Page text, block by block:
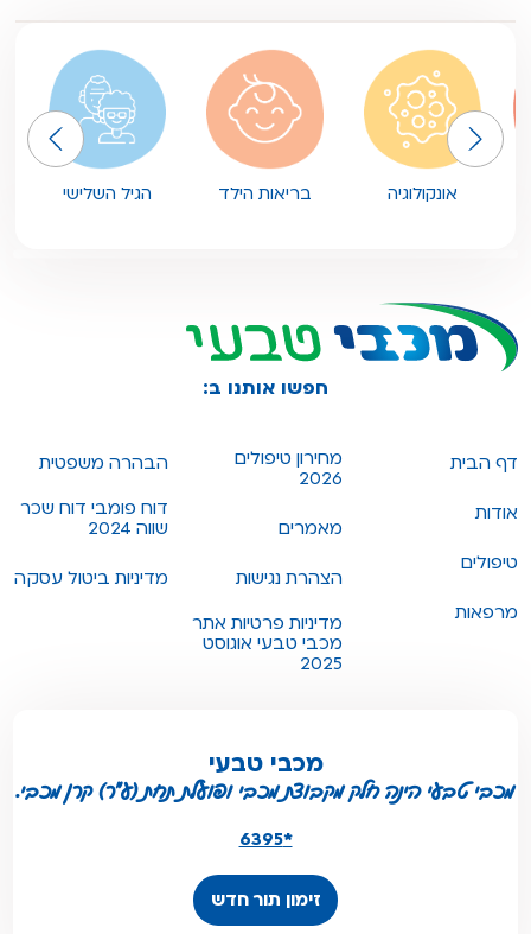
אונקולוגיה בריאות הילד הגיל השלישי
חפשו אותנו ב:
דף הבית
אודות
טיפולים
מרפאות
מחירון טיפולים
2026
מאמרים
הצהרת נגישות
מדיניות פרטיות אתר
מכבי טבעי אוגוסט
2025
הבהרה משפטית
דוח פומבי דוח שכר
שווה 2024
מדיניות ביטול עסקה
מכבי טבעי
מכבי טבעי הינה חלק מקבוצת מכבי ופועלת תחת (ע"ר) קרן מכבי.
*6395
זימון תור חדש